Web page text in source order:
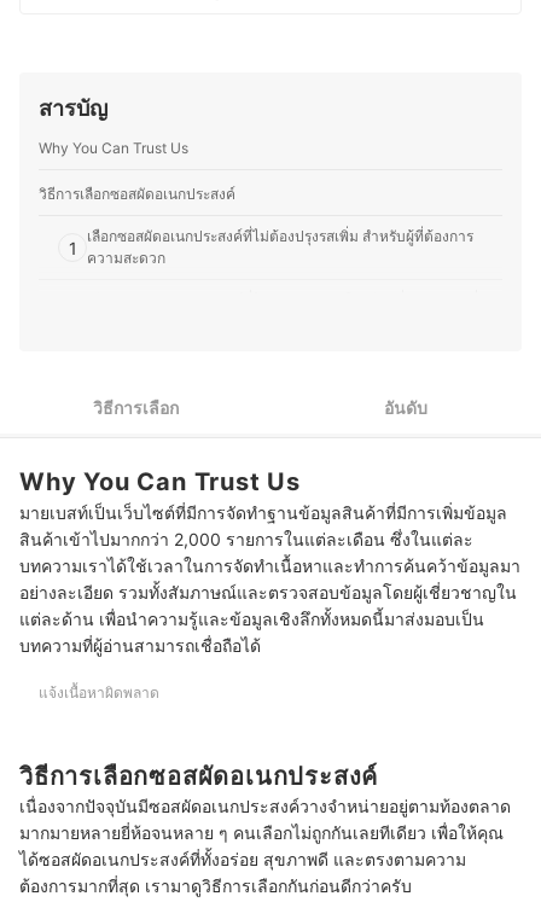
รอบเบเกอรี่สดใหม่ ไปจนถึงการจับคู่เครื่องดื่มกับขนมให้อร่อย
ทดลองวัตถุดิบใหม่ ๆ และแบ่งปันความรู้ผ่านบทความด้าน
สามารถนำไปต่อยอดได้อีกด้วย
ประวัติของ ธนกร พรวรรณพงศา (พีท)
สารบัญ
Why You Can Trust Us
วิธีการเลือกซอสผัดอเนกประสงค์
1
เลือกซอสผัดอเนกประสงค์ที่ไม่ต้องปรุงรสเพิ่ม สำหรับผู้ที่ต้องการ
ความสะดวก
เลือกซอสผัดอเนกประสงค์ขนาดใหญ่ สำหรับผู้ประกอบธุรกิจร้าน
อาหาร
10 อันดับ ซอสผัดอเนกประสงค์ ยี่ห้อไหนอร่อย ช้อนเดียวจบทุกเมนู
บทส่งท้าย
วิธีการเลือก อันดับ
Why You Can Trust Us
มายเบสท์เป็นเว็บไซต์ที่มีการจัดทำฐานข้อมูลสินค้าที่มีการเพิ่มข้อมูล
สินค้าเข้าไปมากกว่า 2,000 รายการในแต่ละเดือน ซึ่งในแต่ละ
บทความเราได้ใช้เวลาในการจัดทำเนื้อหาและทำการค้นคว้าข้อมูลมา
อย่างละเอียด รวมทั้งสัมภาษณ์และตรวจสอบข้อมูลโดยผู้เชี่ยวชาญใน
แต่ละด้าน เพื่อนำความรู้และข้อมูลเชิงลึกทั้งหมดนี้มาส่งมอบเป็น
บทความที่ผู้อ่านสามารถเชื่อถือได้
แจ้งเนื้อหาผิดพลาด
วิธีการเลือกซอสผัดอเนกประสงค์
เนื่องจากปัจจุบันมีซอสผัดอเนกประสงค์วางจำหน่ายอยู่ตามท้องตลาด
มากมายหลายยี่ห้อจนหลาย ๆ คนเลือกไม่ถูกกันเลยทีเดียว เพื่อให้คุณ
ได้ซอสผัดอเนกประสงค์ที่ทั้งอร่อย สุขภาพดี และตรงตามความ
ต้องการมากที่สุด เรามาดูวิธีการเลือกกันก่อนดีกว่าครับ